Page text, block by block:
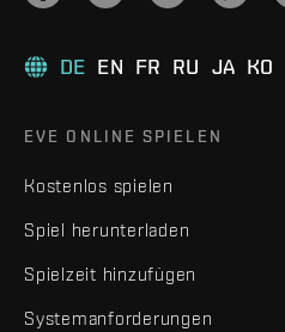
DE EN FR RU JA KO
EVE ONLINE SPIELEN
Kostenlos spielen
Spiel herunterladen
Spielzeit hinzufügen
Systemanforderungen